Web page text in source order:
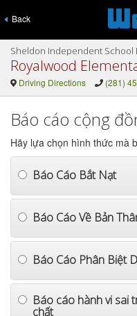
Back
Sheldon Independent School
Royalwood
Driving Directions (281)
Báo cáo cộng
Hãy lựa chọn hình thức mà
Báo Cáo Bắt Nạt
Báo Cáo Về Bản
Báo Cáo Phân Biệt
Báo cáo hành vi sai
chất